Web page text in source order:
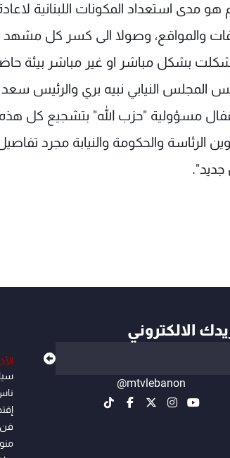
مدى استعداد المكونات اللبنانية
والمواقع، وصولا الى كسر كل
بشكل مباشر او غير مباشر بيئة
المجلس النيابي نبيه بري والرئيس
مسؤولية "حزب الله" بتشجيع كل
الرئاسة والحكومة والنيابة مجرد
جديد".
الالكتروني
@mtvlebanon
فن